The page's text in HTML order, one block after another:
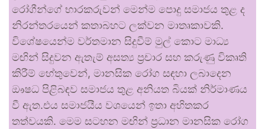
රෝගීන්ගේ භාරකරුවන් මෙන්ම පොදු සමාජය තුළ ද
නිරන්තරයෙන් කතාබහට ලක්වන මාතෘකාවකි.
විශේෂයෙන්ම වර්තමාන සිදුවීම් මුල් කොට මාධ්‍ය
මඟින් සිදුවන ඇතැම් අසත්‍ය ප්‍රචාර සහ කරුණු විකෘති
කිරීම් හේතුවෙන්, මානසික රෝග සඳහා ලබාදෙන
ඖෂධ පිළිබඳව සමාජය තුළ අනියත බියක් නිර්මාණය
වී ඇත.එය සමාජයීය වශයෙන් ඉතා අහිතකර
තත්වයකි. මෙම සටහන මඟින් ප්‍රධාන මානසික රෝග